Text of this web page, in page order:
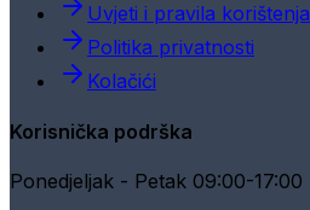
Uvjeti i pravila korištenja
Politika privatnosti
Kolačići
Korisnička podrška
Ponedjeljak - Petak 09:00-17:00